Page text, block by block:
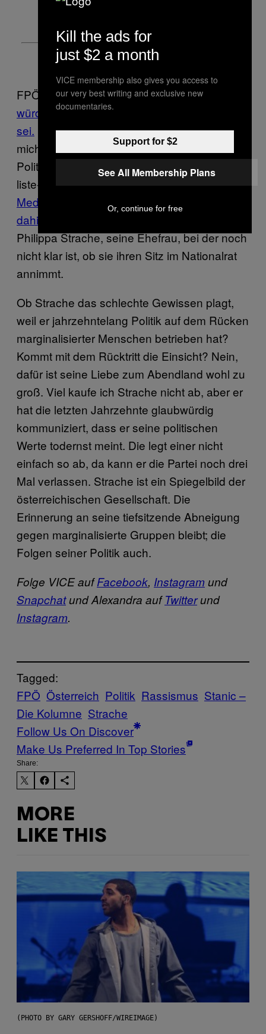
FPÖ-Politiker Norbert Hofer sagte einmal,
würden uns noch wundern, was alles möglich
sei. Ich wundere mich auch, denn ich frage
mich jetzt, ob Straches Abschied aus der
Politik ein Abschied für immer ist. Die Website
liste-strache.at wäre ja schon reserviert.
Medien fragen sich zu Recht, ob Strache
dahintersteckt.
Philippa Strache, seine Ehefrau, bei der noch
nicht klar ist, ob sie ihren Sitz im Nationalrat
annimmt.
Ob Strache das schlechte Gewissen plagt,
weil er jahrzehntelang Politik auf dem Rücken
marginalisierter Menschen betrieben hat?
Kommt mit dem Rücktritt die Einsicht? Nein,
dafür ist seine Liebe zum Abendland wohl zu
groß. Viel kaufe ich Strache nicht ab, aber er
hat die letzten Jahrzehnte glaubwürdig
kommuniziert, dass er seine politischen
Werte todernst meint. Die legt einer nicht
einfach so ab, da kann er die Partei noch drei
Mal verlassen. Strache ist ein Spiegelbild der
österreichischen Gesellschaft. Die
Erinnerung an seine tiefsitzende Abneigung
gegen marginalisierte Gruppen bleibt; die
Folgen seiner Politik auch.
Folge VICE aufFacebook, Instagramund
Snapchatund Alexandra aufTwitterund
Instagram.
Tagged:
FPÖ Österreich Politik Rassismus Stanic –
Die Kolumne Strache
Follow Us On Discover
Make Us Preferred In Top Stories
Share:
MORE
LIKE THIS
(PHOTO BY GARY GERSHOFF/WIREIMAGE)
Kill the ads for
just $2 a month
VICE membership also gives you access to
our very best writing and exclusive new
documentaries.
Support for $2
See All Membership Plans
Or, continue for free